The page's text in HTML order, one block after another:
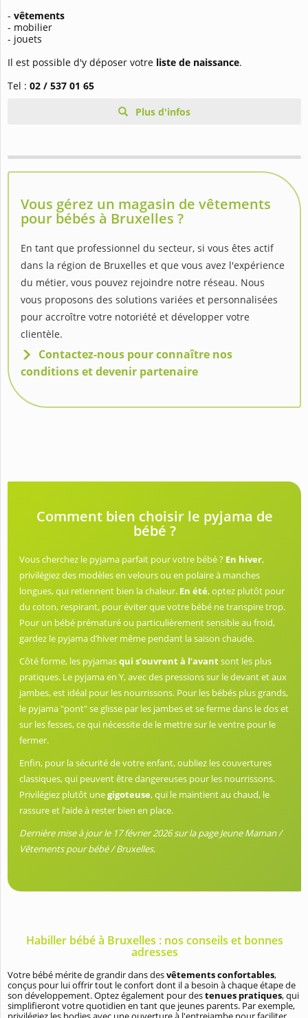
- vêtements
- mobilier
- jouets
Il est possible d'y déposer votre liste de naissance.
Tel : 02 / 537 01 65
Plus d'infos
Vous gérez un magasin de vêtements
pour bébés à Bruxelles ?
En tant que professionnel du secteur, si vous êtes actif
dans la région de Bruxelles et que vous avez l'expérience
du métier, vous pouvez rejoindre notre réseau. Nous
vous proposons des solutions variées et personnalisées
pour accroître votre notoriété et développer votre
clientèle.
Contactez-nous pour connaître nos
conditions et devenir partenaire
Comment bien choisir le pyjama de
bébé ?
Vous cherchez le pyjama parfait pour votre bébé ? En hiver,
privilégiez des modèles en velours ou en polaire à manches
longues, qui retiennent bien la chaleur. En été, optez plutôt pour
du coton, respirant, pour éviter que votre bébé ne transpire trop.
Pour un bébé prématuré ou particulièrement sensible au froid,
gardez le pyjama d’hiver même pendant la saison chaude.
Côté forme, les pyjamasqui s’ouvrent à l’avantsont les plus
pratiques. Le pyjama en Y, avec des pressions sur le devant et aux
jambes, est idéal pour les nourrissons. Pour les bébés plus grands,
le pyjama "pont" se glisse par les jambes et se ferme dans le dos et
sur les fesses, ce qui nécessite de le mettre sur le ventre pour le
fermer.
Enfin, pour la sécurité de votre enfant, oubliez les couvertures
classiques, qui peuvent être dangereuses pour les nourrissons.
Privilégiez plutôt unegigoteuse, qui le maintient au chaud, le
rassure et l’aide à rester bien en place.
Dernière mise à jour le 17 février 2026 sur la page Jeune Maman /
Vêtements pour bébé / Bruxelles.
Habiller bébé à Bruxelles : nos conseils et bonnes
adresses
Votre bébé mérite de grandir dans desvêtements confortables,
conçus pour lui offrir tout le confort dont il a besoin à chaque étape de
son développement. Optez également pour destenues pratiques, qui
simplifieront votre quotidien en tant que jeunes parents. Par exemple,